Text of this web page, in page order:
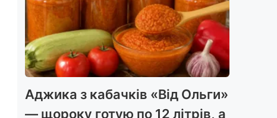
Аджика з кабачків «Від Ольги»
— щороку готую по 12 літрів, а